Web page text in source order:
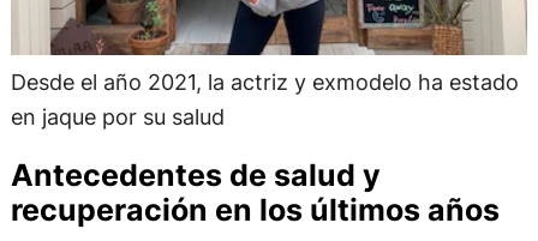
Desde el año 2021, la actriz y exmodelo ha estado
en jaque por su salud
Antecedentes de salud y
recuperación en los últimos años